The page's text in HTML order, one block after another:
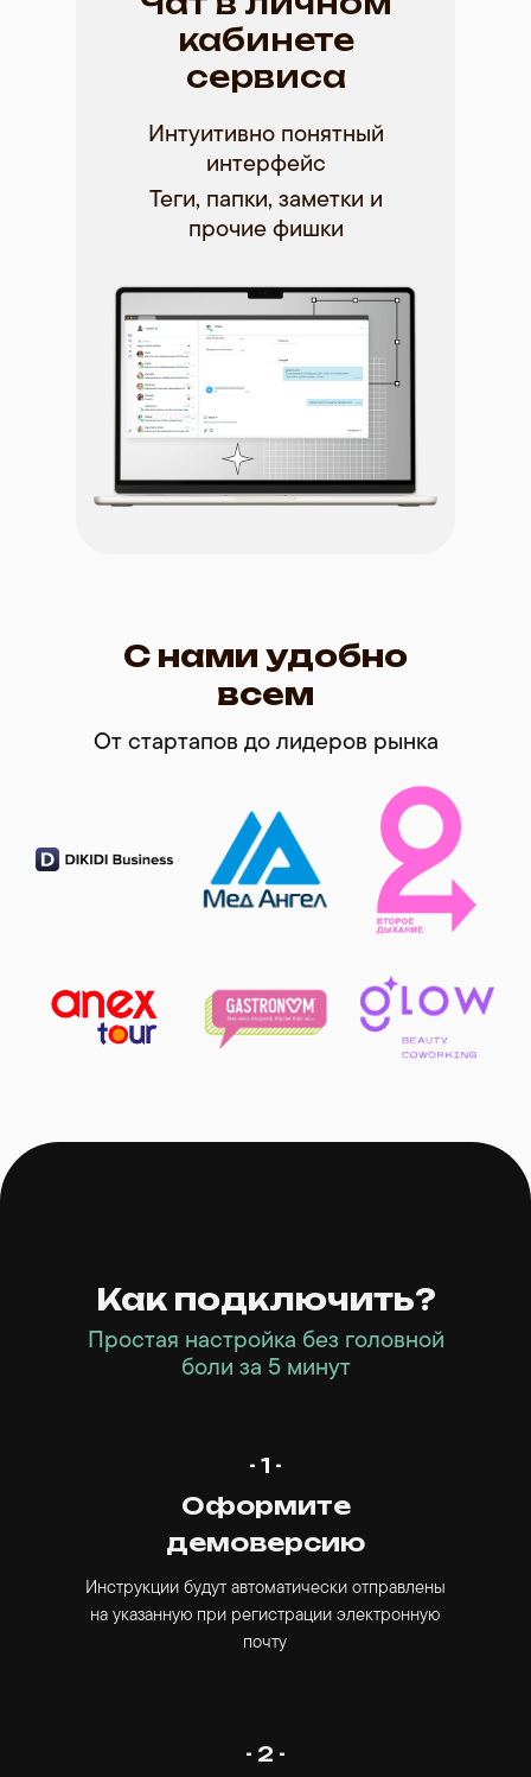
кабинете
сервиса
Интуитивно понятный
интерфейс
Теги, папки, заметки и
прочие фишки
С нами удобно
всем
От стартапов до лидеров рынка
Как подключить?
Простая настройка без головной
боли за 5 минут
- 1 -
Оформите
демоверсию
Инструкции будут автоматически отправлены
на указанную при регистрации электронную
почту
- 2 -